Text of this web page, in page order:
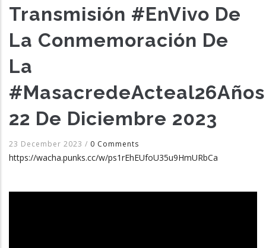
Transmisión #EnVivo De
La Conmemoración De
La
#MasacredeActeal26Años
22 De Diciembre 2023
23 December 2023 / 0 Comments
https://wacha.punks.cc/w/ps1rEhEUfoU35u9HmURbCa